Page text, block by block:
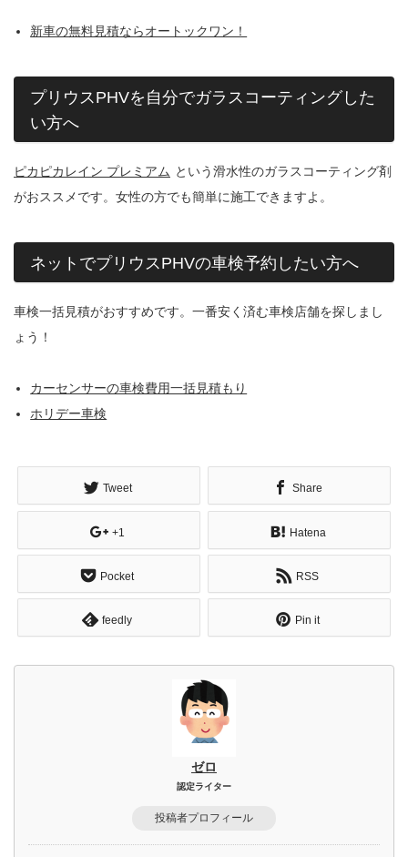
新車の無料見積ならオートックワン！
プリウスPHVを自分でガラスコーティングした
い方へ
ピカピカレイン プレミアム という滑水性のガラスコーティング剤
がおススメです。女性の方でも簡単に施工できますよ。
ネットでプリウスPHVの車検予約したい方へ
車検一括見積がおすすめです。一番安く済む車検店舗を探しまし
ょう！
カーセンサーの車検費用一括見積もり
ホリデー車検
Tweet Share
+1 Hatena
Pocket RSS
feedly Pin it
ゼロ
認定ライター
投稿者プロフィール